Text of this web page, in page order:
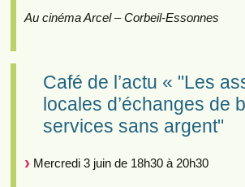
Au cinéma Arcel – Corbeil-Essonnes
Café de l’actu « "Les
locales d’échanges de
services sans argent"
Mercredi 3 juin de 18h30 à 20h30